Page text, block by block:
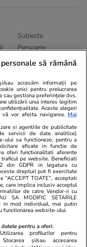
Subiecte
Persoane
Sitemap
Locuri de muncă
Imobiliare.ro
Jobradar24
Imoradar24
Colecții Libertatea
nr. 821/25.09.2025.
minorilor.
să rămână
sau accesăm informații pe
unici pentru prelucrarea
sau gestiona preferințele dvs.
utilizării unui interes legitim
Aceste alegeri
vor afecta navigarea. Mai
si agentiile de publicitate
servicii de date analitice)
ului sa functioneze, pentru a
afisate in functie de
oferi functionalitati aferente
pe website. Beneficiati
din GDPR in legatura cu
drepturi pot fi exercitate
“ACCEPT TOATE”, acceptati
care implica inclusiv acceptul
de catre Vendor-ii cu
SA MODIFIC SETARILE
in mod individual, mai putin
functionarea website-ului.
pentru a oferi:
profilurilor pentru
și/sau accesarea